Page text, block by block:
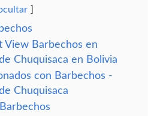
View Barbechos en
Chuquisaca en Bolivia
con Barbechos -
Chuquisaca